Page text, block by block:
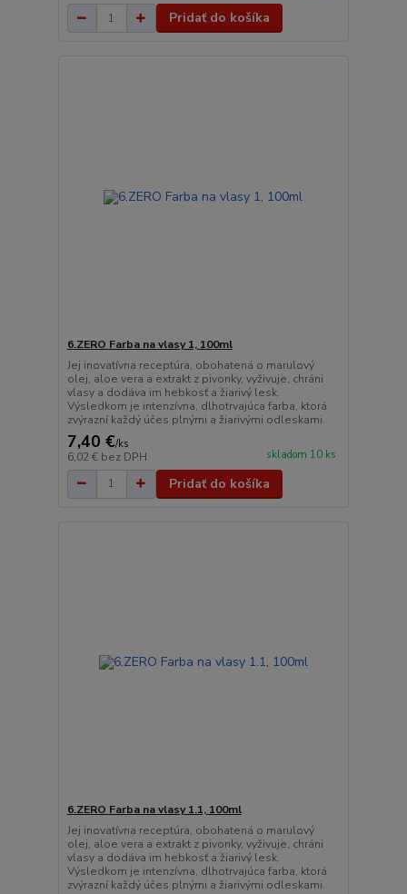
Pridať do košíka
6.ZERO Farba na vlasy 1, 100ml
Jej inovatívna receptúra, obohatená o marulový
olej, aloe vera a extrakt z pivonky, vyživuje, chráni
vlasy a dodáva im hebkosť a žiarivý lesk.
Výsledkom je intenzívna, dlhotrvajúca farba, ktorá
zvýrazní každý účes plnými a žiarivými odleskami.
7,40 €/ks
6,02 € bez DPH skladom 10 ks
Pridať do košíka
6.ZERO Farba na vlasy 1.1, 100ml
Jej inovatívna receptúra, obohatená o marulový
olej, aloe vera a extrakt z pivonky, vyživuje, chráni
vlasy a dodáva im hebkosť a žiarivý lesk.
Výsledkom je intenzívna, dlhotrvajúca farba, ktorá
zvýrazní každý účes plnými a žiarivými odleskami.